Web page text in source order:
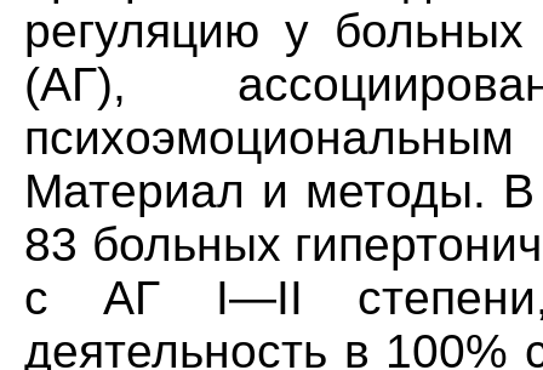
регуляцию у больных
(АГ),
Материал и методы. В
83 больных
с АГ I—II степени,
деятельность в